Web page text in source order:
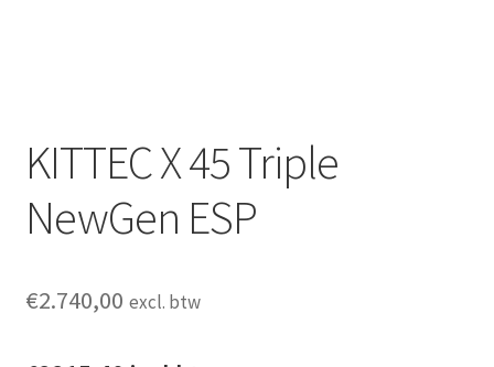
KITTEC X 45 Triple
NewGen ESP
€2.740,00 excl. btw